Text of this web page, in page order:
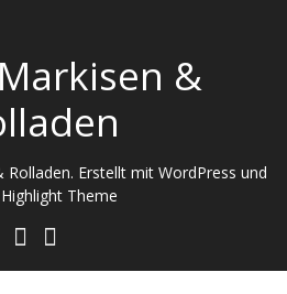
&
Erstellt mit WordPress und
Highlight Theme